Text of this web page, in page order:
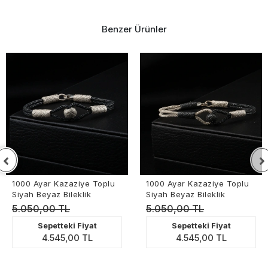
Benzer Ürünler
Kazaziye Toplu
Bileklik
TL
Fiyat
4.545,00 TL
1000 Ayar Kazaziye Toplu
Siyah Beyaz Bileklik
5.050,00 TL
Sepetteki Fiyat
4.545,00 TL
1000